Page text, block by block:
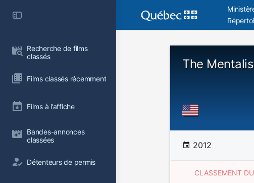
Recherche de films
classés
Films classés récemment
Films à l’affiche
Bandes-annonces
classées
Détenteurs de permis
The
2012
CLASSEMENT